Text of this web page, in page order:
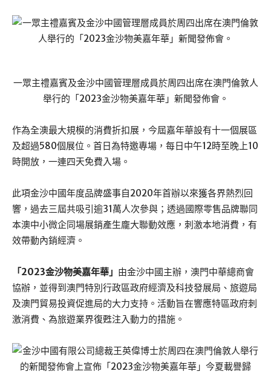
一眾主禮嘉賓及金沙中國管理層成員於周四出席在澳門倫敦人
舉行的「2023金沙物美嘉年華」新聞發佈會。
作為全澳最大規模的消費折扣展，今屆嘉年華設有十一個展區
及超過580個展位。首日為特邀專場，每日中午12時至晚上10
時開放，一連四天免費入場。
此項金沙中國年度品牌盛事自2020年首辦以來獲各界熱烈回
響，過去三屆共吸引逾31萬人次參與；透過國際零售品牌聯同
本澳中小微企同場展銷產生龐大聯動效應，刺激本地消費，有
效帶動內銷經濟。
「2023金沙物美嘉年華」 由金沙中國主辦，澳門中華總商會
協辦，並得到澳門特別行政區政府經濟及科技發展局、旅遊局
及澳門貿易投資促進局的大力支持。活動旨在響應特區政府刺
激消費、為旅遊業界復甦注入動力的措施。